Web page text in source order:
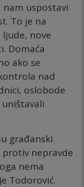
nam uspostavi
To je na
nove
Domaća
ako se
nad
oslobode
građanski
nepravde
nema
Todorović.